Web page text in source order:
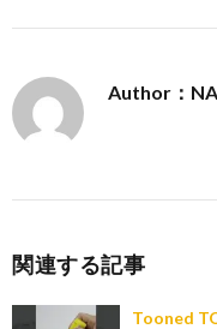
Author：
関連する記事
Tooned